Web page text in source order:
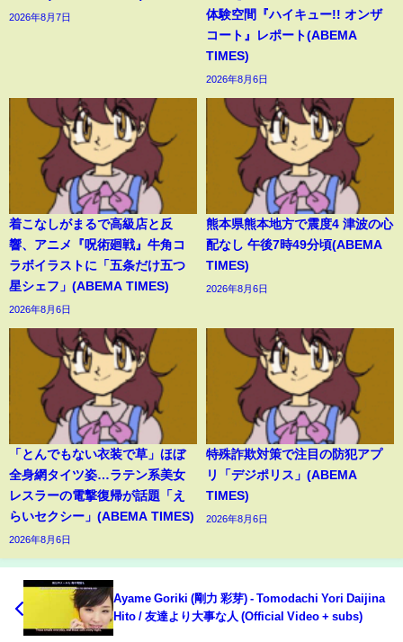
2026年8月7日
体験空間『ハイキュー!! オンザ
コート』レポート(ABEMA
TIMES)
2026年8月6日
着こなしがまるで高級店と反
響、アニメ『呪術廻戦』牛角コ
ラボイラストに「五条だけ五つ
星シェフ」(ABEMA TIMES)
2026年8月6日
熊本県熊本地方で震度4 津波の心
配なし 午後7時49分頃(ABEMA
TIMES)
2026年8月6日
「とんでもない衣装で草」ほぼ
全身網タイツ姿…ラテン系美女
レスラーの電撃復帰が話題「え
らいセクシー」(ABEMA TIMES)
2026年8月6日
特殊詐欺対策で注目の防犯アプ
リ「デジポリス」(ABEMA
TIMES)
2026年8月6日
Ayame Goriki (剛力 彩芽) - Tomodachi Yori Daijina
Hito / 友達より大事な人 (Official Video + subs)